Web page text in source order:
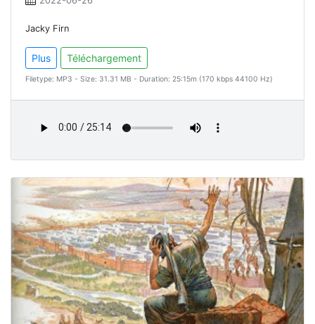
Jacky Firn
Plus Téléchargement
Filetype: MP3 - Size: 31.31 MB - Duration: 25:15m (170 kbps 44100 Hz)